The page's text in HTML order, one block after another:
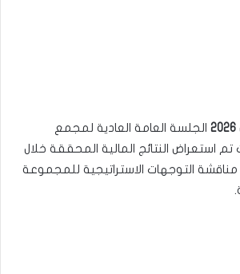
الجلسة العامة العادية لمجمع
تم استعراض النتائج المالية المحققة خلال
جانب مناقشة التوجهات الاستراتيجية للمجموعة